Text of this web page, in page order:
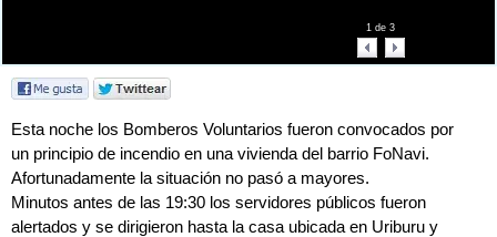
1de 3
Esta noche los Bomberos Voluntarios fueron convocados por
un principio de incendio en una vivienda del barrio FoNavi.
Afortunadamente la situación no pasó a mayores.
Minutos antes de las 19:30 los servidores públicos fueron
alertados y se dirigieron hasta la casa ubicada en Uriburu y